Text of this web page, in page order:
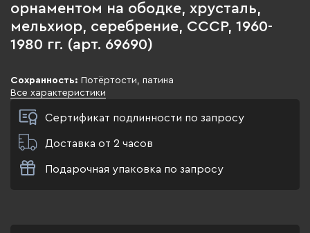
орнаментом на ободке, хрусталь,
мельхиор, серебрение, СССР, 1960-
1980 гг. (арт. 69690)
Сохранность: Потёртости, патина
Все характеристики
Сертификат подлинности по запросу
Доставка от 2 часов
Подарочная упаковка по запросу